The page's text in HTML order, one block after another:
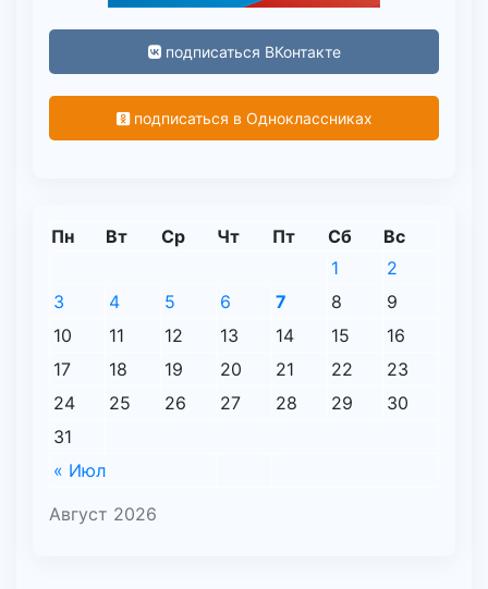
подписаться ВКонтакте
подписаться в Одноклассниках
Август 2026
Пн Вт Ср Чт Пт Сб Вс
« Июл
1
2
3
4 5 6 7 8
9
10
11 12 13 14 15
16
17
18 19 20 21 22
23
24
25 26 27 28 29
30
31